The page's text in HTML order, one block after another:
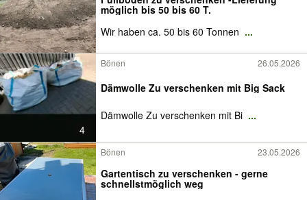
möglich bis 50 bis 60 T.
Wir haben ca. 50 bis 60 Tonnen ...
4
Bönen 26.05.2026
Dämwolle Zu verschenken mit Big Sack
Dämwolle Zu verschenken mit Bi ...
Bönen 23.05.2026
Gartentisch zu verschenken - gerne
schnellstmöglich weg